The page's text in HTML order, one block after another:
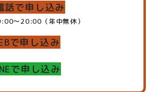
話で申し込み
～20:00（年中無休）
で申し込み
で申し込み